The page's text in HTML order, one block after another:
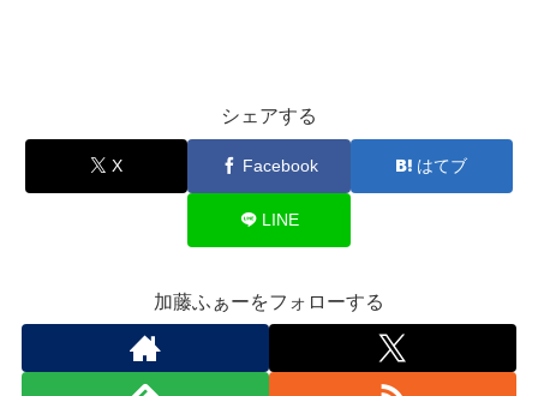
シェアする
X Facebook はてブ
LINE
加藤ふぁーをフォローする